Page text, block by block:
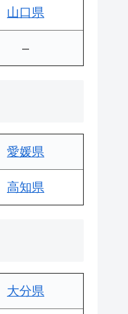
山口県
–
愛媛県
高知県
大分県